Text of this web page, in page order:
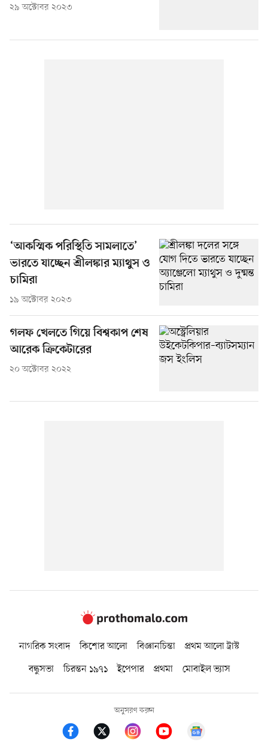
২৯ অক্টোবর ২০২৩
‘আকস্মিক পরিস্থিতি সামলাতে’
ভারতে যাচ্ছেন শ্রীলঙ্কার ম্যাথুস ও
চামিরা
১৯ অক্টোবর ২০২৩
গলফ খেলতে গিয়ে বিশ্বকাপ শেষ
আরেক ক্রিকেটারের
২০ অক্টোবর ২০২২
নাগরিক সংবাদ কিশোর আলো বিজ্ঞানচিন্তা
প্রথম আলো ট্রাস্ট
বন্ধুসভা
চিরন্তন ১৯৭১ ইপেপার প্রথমা মোবাইল ভ্যাস
অনুসরণ করুন